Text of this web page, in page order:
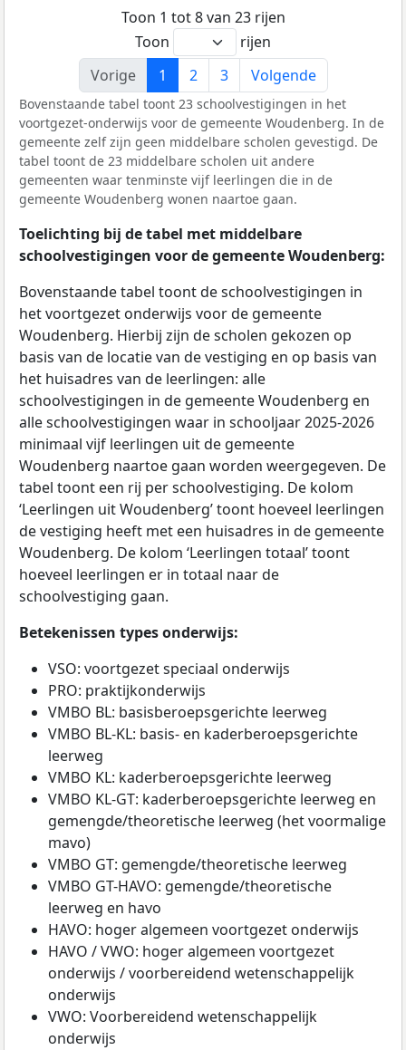
Toon 1 tot 8 van 23 rijen
Toon
rijen
Vorige
1 2 3 Volgende
Bovenstaande tabel toont 23 schoolvestigingen in het
voortgezet-onderwijs voor de gemeente Woudenberg. In de
gemeente zelf zijn geen middelbare scholen gevestigd. De
tabel toont de 23 middelbare scholen uit andere
gemeenten waar tenminste vijf leerlingen die in de
gemeente Woudenberg wonen naartoe gaan.
Toelichting bij de tabel met middelbare
schoolvestigingen voor de gemeente Woudenberg:
Bovenstaande tabel toont de schoolvestigingen in
het voortgezet onderwijs voor de gemeente
Woudenberg. Hierbij zijn de scholen gekozen op
basis van de locatie van de vestiging en op basis van
het huisadres van de leerlingen: alle
schoolvestigingen in de gemeente Woudenberg en
alle schoolvestigingen waar in schooljaar 2025-2026
minimaal vijf leerlingen uit de gemeente
Woudenberg naartoe gaan worden weergegeven. De
tabel toont een rij per schoolvestiging. De kolom
‘Leerlingen uit Woudenberg’ toont hoeveel leerlingen
de vestiging heeft met een huisadres in de gemeente
Woudenberg. De kolom ‘Leerlingen totaal’ toont
hoeveel leerlingen er in totaal naar de
schoolvestiging gaan.
Betekenissen types onderwijs:
VSO: voortgezet speciaal onderwijs
PRO: praktijkonderwijs
VMBO BL: basisberoepsgerichte leerweg
VMBO BL-KL: basis- en kaderberoepsgerichte
leerweg
VMBO KL: kaderberoepsgerichte leerweg
VMBO KL-GT: kaderberoepsgerichte leerweg en
gemengde/theoretische leerweg (het voormalige
mavo)
VMBO GT: gemengde/theoretische leerweg
VMBO GT-HAVO: gemengde/theoretische
leerweg en havo
HAVO: hoger algemeen voortgezet onderwijs
HAVO / VWO: hoger algemeen voortgezet
onderwijs / voorbereidend wetenschappelijk
onderwijs
VWO: Voorbereidend wetenschappelijk
onderwijs